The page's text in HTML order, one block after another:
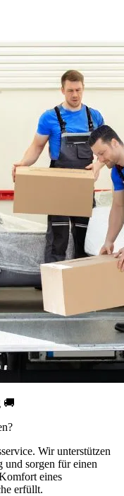
🚚
Wir unterstützen
und sorgen für einen
eines
erfüllt.